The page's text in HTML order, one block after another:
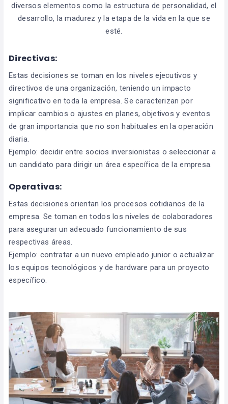
diversos elementos como la estructura de personalidad, el
desarrollo, la madurez y la etapa de la vida en la que se
esté.
Directivas:
Estas decisiones se toman en los niveles ejecutivos y
directivos de una organización, teniendo un impacto
significativo en toda la empresa. Se caracterizan por
implicar cambios o ajustes en planes, objetivos y eventos
de gran importancia que no son habituales en la operación
diaria.
Ejemplo: decidir entre socios inversionistas o seleccionar a
un candidato para dirigir un área específica de la empresa.
Operativas:
Estas decisiones orientan los procesos cotidianos de la
empresa. Se toman en todos los niveles de colaboradores
para asegurar un adecuado funcionamiento de sus
respectivas áreas.
Ejemplo: contratar a un nuevo empleado junior o actualizar
los equipos tecnológicos y de hardware para un proyecto
específico.